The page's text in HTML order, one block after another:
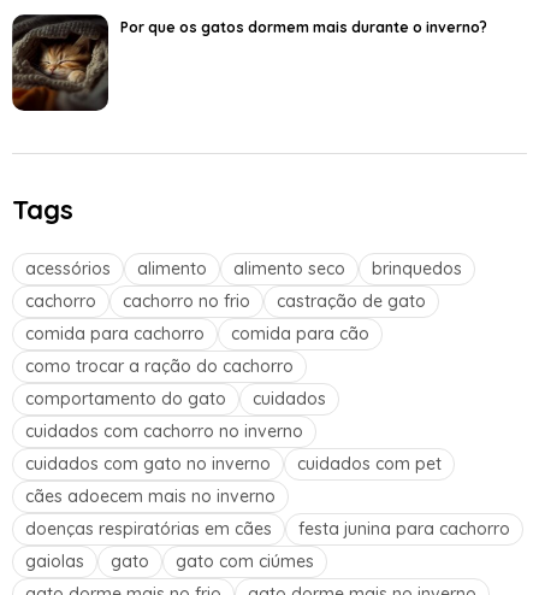
Por que os gatos dormem mais durante o inverno?
Tags
acessórios alimento alimento seco
brinquedos
cachorro
cachorro no frio
castração de gato
comida para cachorro
comida para cão
como trocar a ração do cachorro
comportamento do gato
cuidados
cuidados com cachorro no inverno
cuidados com gato no inverno
cuidados com pet
cães adoecem mais no inverno
doenças respiratórias em cães
festa junina para cachorro
gaiolas
gato
gato com ciúmes